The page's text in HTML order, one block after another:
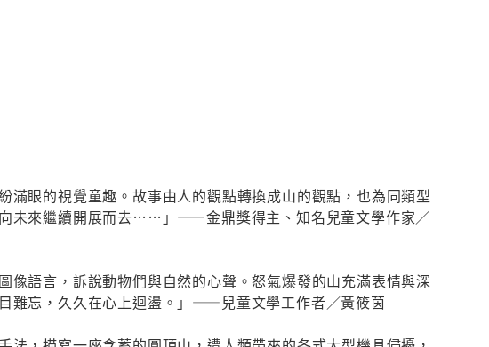
滿眼的視覺童趣。故事由人的觀點轉換成山的觀點，也為同類型
未來繼續開展而去……」——金鼎獎得主、知名兒童文學作家／
像語言，訴說動物們與自然的心聲。怒氣爆發的山充滿表情與深
難忘，久久在心上迴盪。」——兒童文學工作者／黃筱茵